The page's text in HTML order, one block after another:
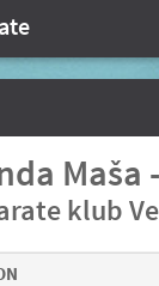
Maša
klub